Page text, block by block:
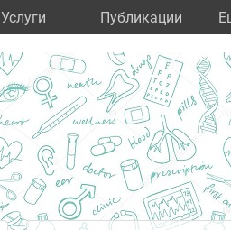
Услуги Публикации